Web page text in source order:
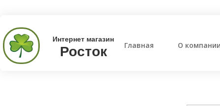
Интернет магазин
Росток Главная О